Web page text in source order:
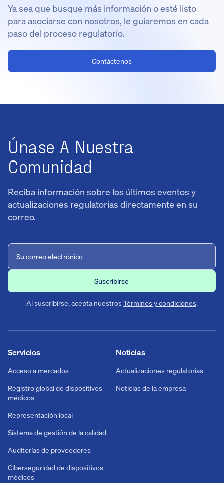
Ya sea que busque más información o esté listo
para asociarse con nosotros, le guiaremos en cada
paso del proceso regulatorio.
Contáctenos
Únase A Nuestra
Comunidad
Reciba información sobre los últimos eventos y
actualizaciones regulatorias directamente en su
correo.
Al suscribirse, acepta nuestrosTérminos y condiciones.
Noticias
Actualizaciones regulatorias
Noticias de la empresa
Servicios
Acceso a mercados
Registro global de dispositivos
médicos
Representación local
Sistema de gestión de la calidad
Auditorías de proveedores
Ciberseguridad de dispositivos
médicos